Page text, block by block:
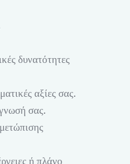
δυνατότητες
αξίες σας.
σας.
ή πλάνο